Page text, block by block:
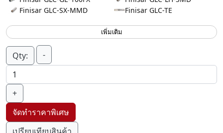
Finisar GLC-SX-MMD
Finisar GLC-TE
เพิ่มเติม
Qty: -
+
จัดทำราคาพิเศษ